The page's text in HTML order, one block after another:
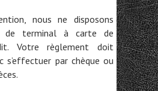
nous ne disposons
de terminal à carte de
Votre règlement doit
s’effectuer par chèque ou